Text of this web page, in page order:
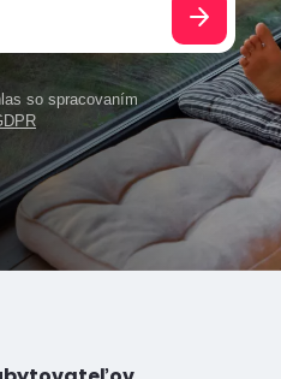
so spracovaním